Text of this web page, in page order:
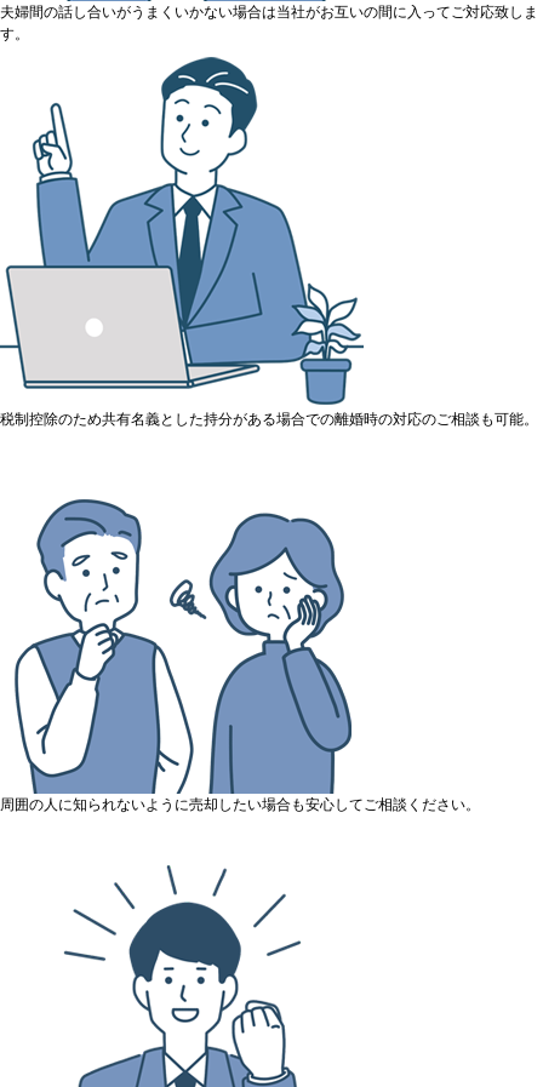
夫婦間の話し合いがうまくいかない場合は当社がお互いの間に入ってご対応致しま
す。
税制控除のため共有名義とした持分がある場合での離婚時の対応のご相談も可能。
周囲の人に知られないように売却したい場合も安心してご相談ください。